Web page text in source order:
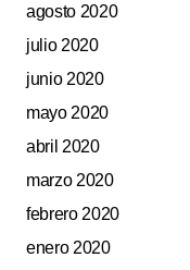
agosto 2020
julio 2020
junio 2020
mayo 2020
abril 2020
marzo 2020
febrero 2020
enero 2020